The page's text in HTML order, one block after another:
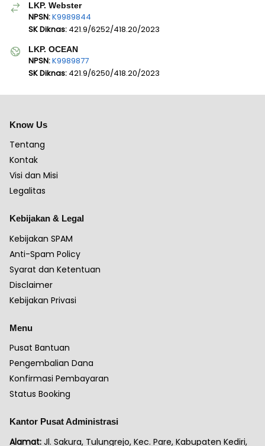
LKP. Webster
NPSN:K9989844
SK Diknas: 421.9/6252/418.20/2023
LKP. OCEAN
NPSN:K9989877
SK Diknas: 421.9/6250/418.20/2023
Know Us
Tentang
Kontak
Visi dan Misi
Legalitas
Kebijakan & Legal
Kebijakan SPAM
Anti-Spam Policy
Syarat dan Ketentuan
Disclaimer
Kebijakan Privasi
Menu
Pusat Bantuan
Pengembalian Dana
Konfirmasi Pembayaran
Status Booking
Kantor Pusat Administrasi
Alamat: Jl. Sakura, Tulungrejo, Kec. Pare, Kabupaten Kediri,